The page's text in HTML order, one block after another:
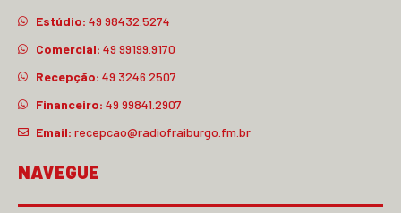
Estúdio: 49 98432.5274
Comercial: 49 99199.9170
Recepção: 49 3246.2507
Financeiro: 49 99841.2907
Email: recepcao@radiofraiburgo.fm.br
NAVEGUE